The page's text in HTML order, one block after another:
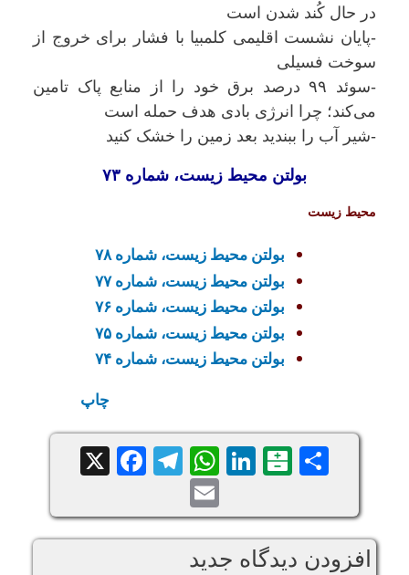
در حال کُند شدن است
-پایان نشست اقلیمی کلمبیا با فشار برای خروج از
سوخت فسیلی
-سوئد ۹۹ درصد برق خود را از منابع پاک تامين
می‌کند؛ چرا انرژی بادی هدف حمله است
-شیر آب را ببندید بعد زمین را خشک کنید
بولتن محیط زیست، شماره ۷۳
محیط زیست
بولتن محیط زیست، شماره ۷۸
بولتن محیط زیست، شماره ۷۷
بولتن محیط زیست، شماره ۷۶
بولتن محیط زیست، شماره ۷۵
بولتن محیط زیست، شماره ۷۴
چاپ
Share
Balatarin
LinkedIn
WhatsApp
Telegram
Facebook
X
Email
افزودن دیدگاه جدید